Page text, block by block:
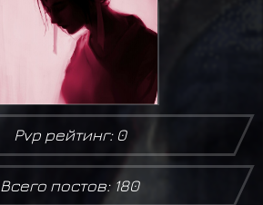
Pvp рейтинг: 0
Всего постов: 180